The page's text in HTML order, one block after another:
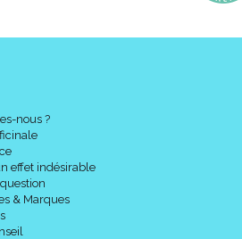
nous ?
effet indésirable
& Marques